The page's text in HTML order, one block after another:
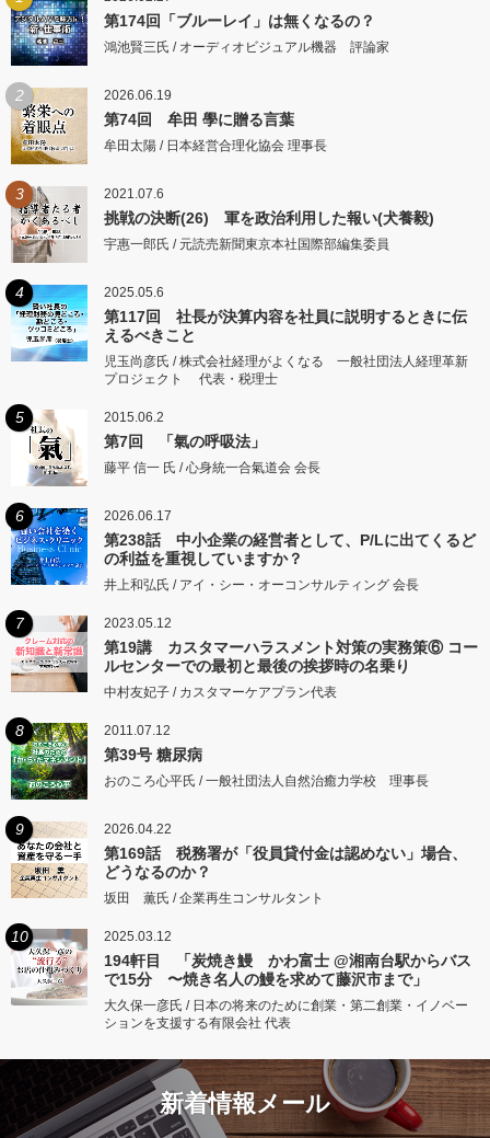
第174回「ブルーレイ」は無くなるの？
鴻池賢三氏 / オーディオビジュアル機器 評論家
2 2026.06.19
第74回 牟田 學に贈る言葉
牟田太陽 / 日本経営合理化協会 理事長
3 2021.07.6
挑戦の決断(26) 軍を政治利用した報い(犬養毅)
宇惠一郎氏 / 元読売新聞東京本社国際部編集委員
4 2025.05.6
第117回 社長が決算内容を社員に説明するときに伝
えるべきこと
児玉尚彦氏 / 株式会社経理がよくなる 一般社団法人経理革新
プロジェクト 代表・税理士
5 2015.06.2
第7回 「氣の呼吸法」
藤平 信一 氏 / 心身統一合氣道会 会長
6 2026.06.17
第238話 中小企業の経営者として、P/Lに出てくるど
の利益を重視していますか？
井上和弘氏 / アイ・シー・オーコンサルティング 会長
7 2023.05.12
第19講 カスタマーハラスメント対策の実務策⑥ コー
ルセンターでの最初と最後の挨拶時の名乗り
中村友妃子 / カスタマーケアプラン代表
8 2011.07.12
第39号 糖尿病
おのころ心平氏 / 一般社団法人自然治癒力学校 理事長
9 2026.04.22
第169話 税務署が「役員貸付金は認めない」場合、
どうなるのか？
坂田 薫氏 / 企業再生コンサルタント
10 2025.03.12
194軒目 「炭焼き鰻 かわ富士 @湘南台駅からバス
で15分 〜焼き名人の鰻を求めて藤沢市まで」
大久保一彦氏 / 日本の将来のために創業・第二創業・イノベー
ションを支援する有限会社 代表
新着情報メール